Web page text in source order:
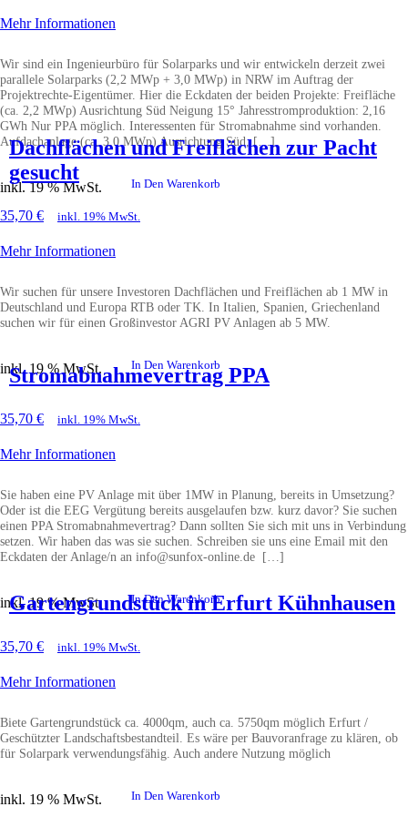
Mehr Informationen
Wir sind ein Ingenieurbüro für Solarparks und wir entwickeln derzeit zwei
parallele Solarparks (2,2 MWp + 3,0 MWp) in NRW im Auftrag der
Projektrechte-Eigentümer. Hier die Eckdaten der beiden Projekte: Freifläche
(ca. 2,2 MWp) Ausrichtung Süd Neigung 15° Jahresstromproduktion: 2,16
GWh Nur PPA möglich. Interessenten für Stromabnahme sind vorhanden.
Aufdachanlage (ca. 3,0 MWp) Ausrichtung Süd, […]
inkl. 19 % MwSt. In Den Warenkorb
Dachflächen und Freiflächen zur Pacht
gesucht
35,70 € inkl. 19% MwSt.
Mehr Informationen
Wir suchen für unsere Investoren Dachflächen und Freiflächen ab 1 MW in
Deutschland und Europa RTB oder TK. In Italien, Spanien, Griechenland
suchen wir für einen Großinvestor AGRI PV Anlagen ab 5 MW.
inkl. 19 % MwSt. In Den Warenkorb
Stromabnahmevertrag PPA
35,70 € inkl. 19% MwSt.
Mehr Informationen
Sie haben eine PV Anlage mit über 1MW in Planung, bereits in Umsetzung?
Oder ist die EEG Vergütung bereits ausgelaufen bzw. kurz davor? Sie suchen
einen PPA Stromabnahmevertrag? Dann sollten Sie sich mit uns in Verbindung
setzen. Wir haben das was sie suchen. Schreiben sie uns eine Email mit den
Eckdaten der Anlage/n an info@sunfox-online.de […]
inkl. 19 % MwSt. In Den Warenkorb
Gartengrundstück in Erfurt Kühnhausen
35,70 € inkl. 19% MwSt.
Mehr Informationen
Biete Gartengrundstück ca. 4000qm, auch ca. 5750qm möglich Erfurt /
Geschützter Landschaftsbestandteil. Es wäre per Bauvoranfrage zu klären, ob
für Solarpark verwendungsfähig. Auch andere Nutzung möglich
inkl. 19 % MwSt. In Den Warenkorb